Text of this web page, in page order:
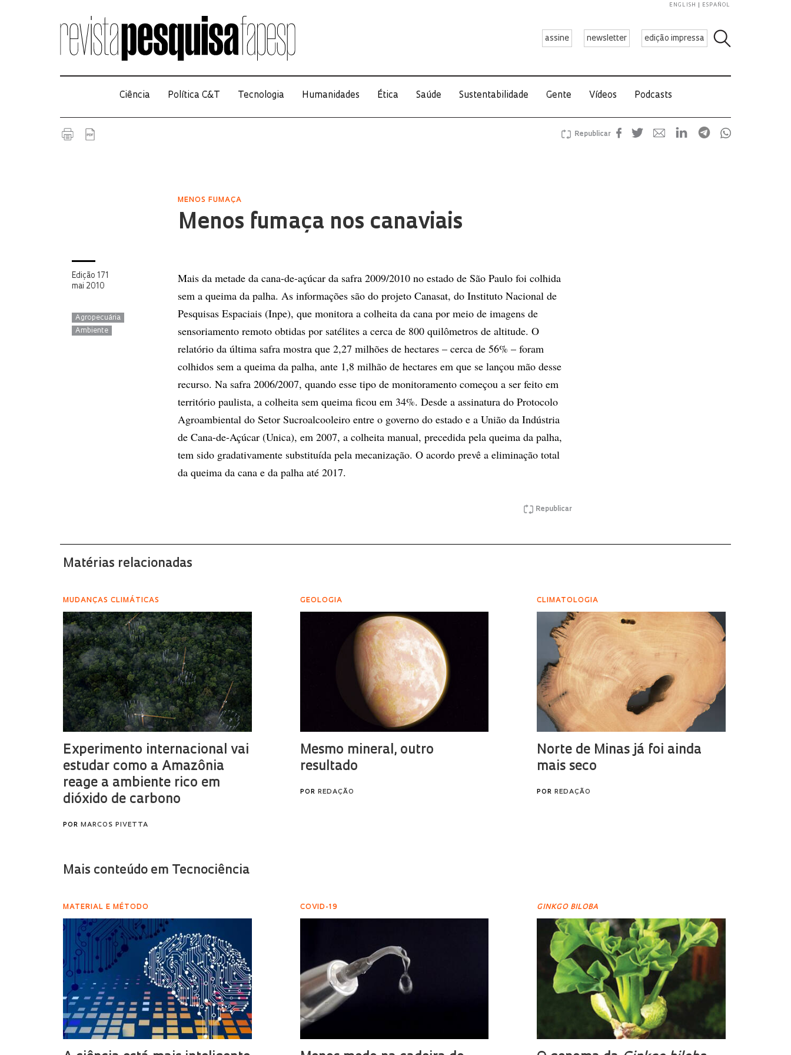
assine newsletter edição impressa
ENGLISH ESPAÑOL
Ciência Política C&T Tecnologia Humanidades Ética Saúde Sustentabilidade Gente Vídeos Podcasts
Republicar
MENOS FUMAÇA
Menos fumaça nos canaviais
Edição 171
mai 2010
Agropecuária
Ambiente
Mais da metade da cana-de-açúcar da safra 2009/2010 no estado de São Paulo foi colhida
sem a queima da palha. As informações são do projeto Canasat, do Instituto Nacional de
Pesquisas Espaciais (Inpe), que monitora a colheita da cana por meio de imagens de
sensoriamento remoto obtidas por satélites a cerca de 800 quilômetros de altitude. O
relatório da última safra mostra que 2,27 milhões de hectares – cerca de 56% – foram
colhidos sem a queima da palha, ante 1,8 milhão de hectares em que se lançou mão desse
recurso. Na safra 2006/2007, quando esse tipo de monitoramento começou a ser feito em
território paulista, a colheita sem queima ficou em 34%. Desde a assinatura do Protocolo
Agroambiental do Setor Sucroalcooleiro entre o governo do estado e a União da Indústria
de Cana-de-Açúcar (Unica), em 2007, a colheita manual, precedida pela queima da palha,
tem sido gradativamente substituída pela mecanização. O acordo prevê a eliminação total
da queima da cana e da palha até 2017.
Republicar